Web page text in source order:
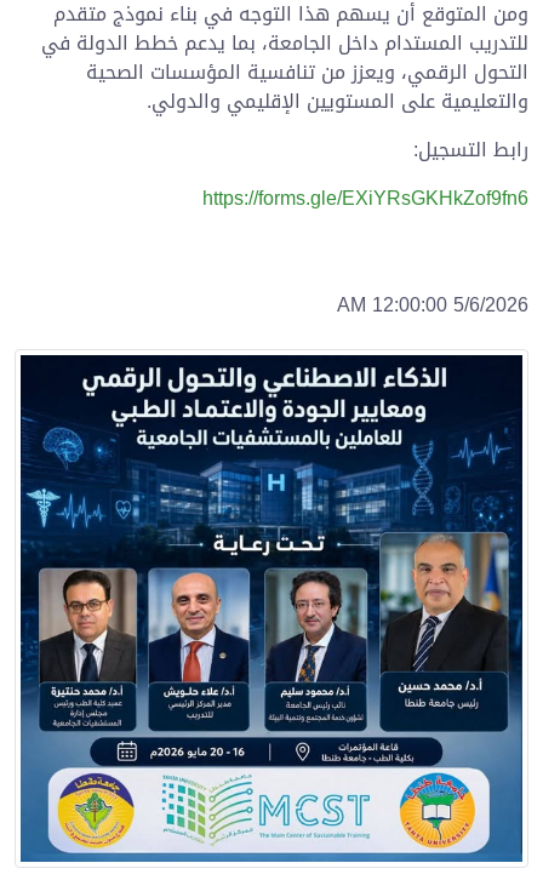
ومن المتوقع أن يسهم هذا التوجه في بناء نموذج متقدم
للتدريب المستدام داخل الجامعة، بما يدعم خطط الدولة في
التحول الرقمي، ويعزز من تنافسية المؤسسات الصحية
والتعليمية على المستويين الإقليمي والدولي.
رابط التسجيل:
https://forms.gle/EXiYRsGKHkZof9fn6
5/6/2026 12:00:00 AM